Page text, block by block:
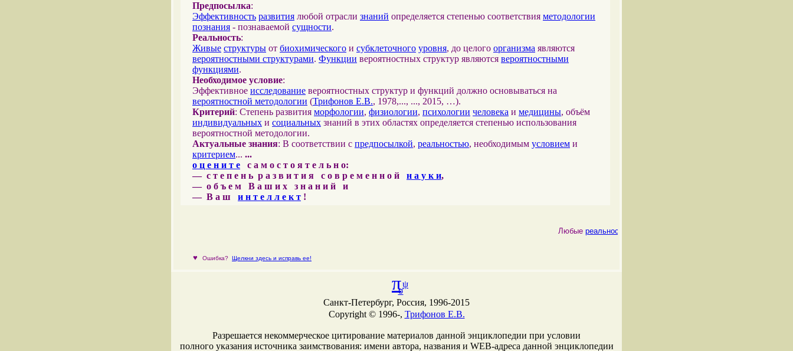
Предпосылка:
Эффективность развития любой отрасли знаний определяется степенью соответствия методологии
познания - познаваемой сущности.
Реальность:
Живые структуры от биохимического и субклеточного уровня, до целого организма являются
вероятностными структурами. Функции вероятностных структур являются вероятностными
функциями.
Необходимое условие:
Эффективное исследование вероятностных структур и функций должно основываться на
вероятностной методологии (Трифонов Е.В., 1978,..., ..., 2015, …).
Критерий: Степень развития морфологии, физиологии, психологии человека и медицины, объём
индивидуальных и социальных знаний в этих областях определяется степенью использования
вероятностной методологии.
Актуальные знания: В соответствии с предпосылкой, реальностью, необходимым условием и
критерием... ...
о ц е н и т е с а м о с т о я т е л ь н о:
— с т е п е н ь р а з в и т и я с о в р е м е н н о й н а у к и,
— о б ъ е м В а ш и х з н а н и й и
— В а ш и н т е л л е к т !
Любыереальности
♥ Ошибка? Щелкни здесь и исправь ее!
πψ
σ
Санкт-Петербург, Россия, 1996-2015
Copyright © 1996-, Трифонов Е.В.
Разрешается некоммерческое цитирование материалов данной энциклопедии при условии
полного указания источника заимствования: имени автора, названия и WEB-адреcа данной энциклопедии